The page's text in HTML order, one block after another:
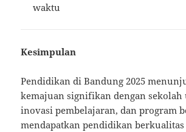
waktu
Kesimpulan
Pendidikan di Bandung 2025
kemajuan signifikan dengan sekolah
inovasi pembelajaran, dan program
mendapatkan pendidikan berkualitas